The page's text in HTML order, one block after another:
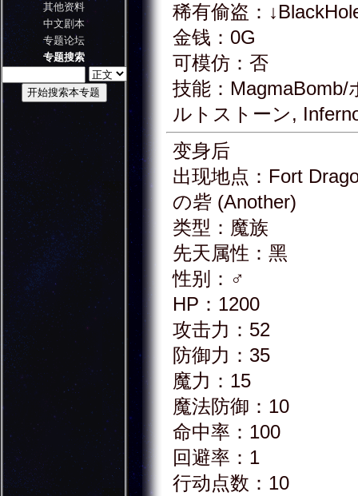
稀有偷盗：
金钱：0G
可模仿：否
技能：
ルトストーン,
变身后
出现地点：Fort
の砦 (Another)
类型：魔族
先天属性：黑
性别：♂
HP：1200
攻击力：52
防御力：35
魔力：15
魔法防御：10
命中率：100
回避率：1
行动点数：10
其他资料
中文剧本
专题论坛
专题搜索